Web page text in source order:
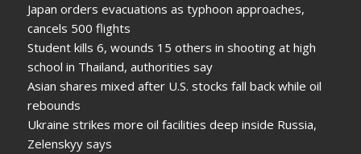
Japan orders evacuations as typhoon approaches,
cancels 500 flights
Student kills 6, wounds 15 others in shooting at high
school in Thailand, authorities say
Asian shares mixed after U.S. stocks fall back while oil
rebounds
Ukraine strikes more oil facilities deep inside Russia,
Zelenskyy says